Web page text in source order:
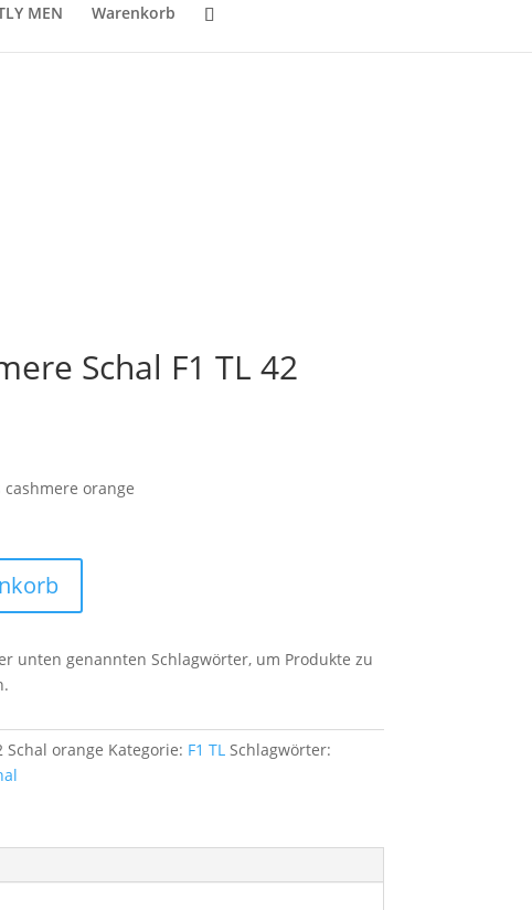
MEN Warenkorb
Schal F1 TL 42
cashmere orange
unten genannten Schlagwörter, um Produkte zu
Schal orange Kategorie: F1 TL Schlagwörter: